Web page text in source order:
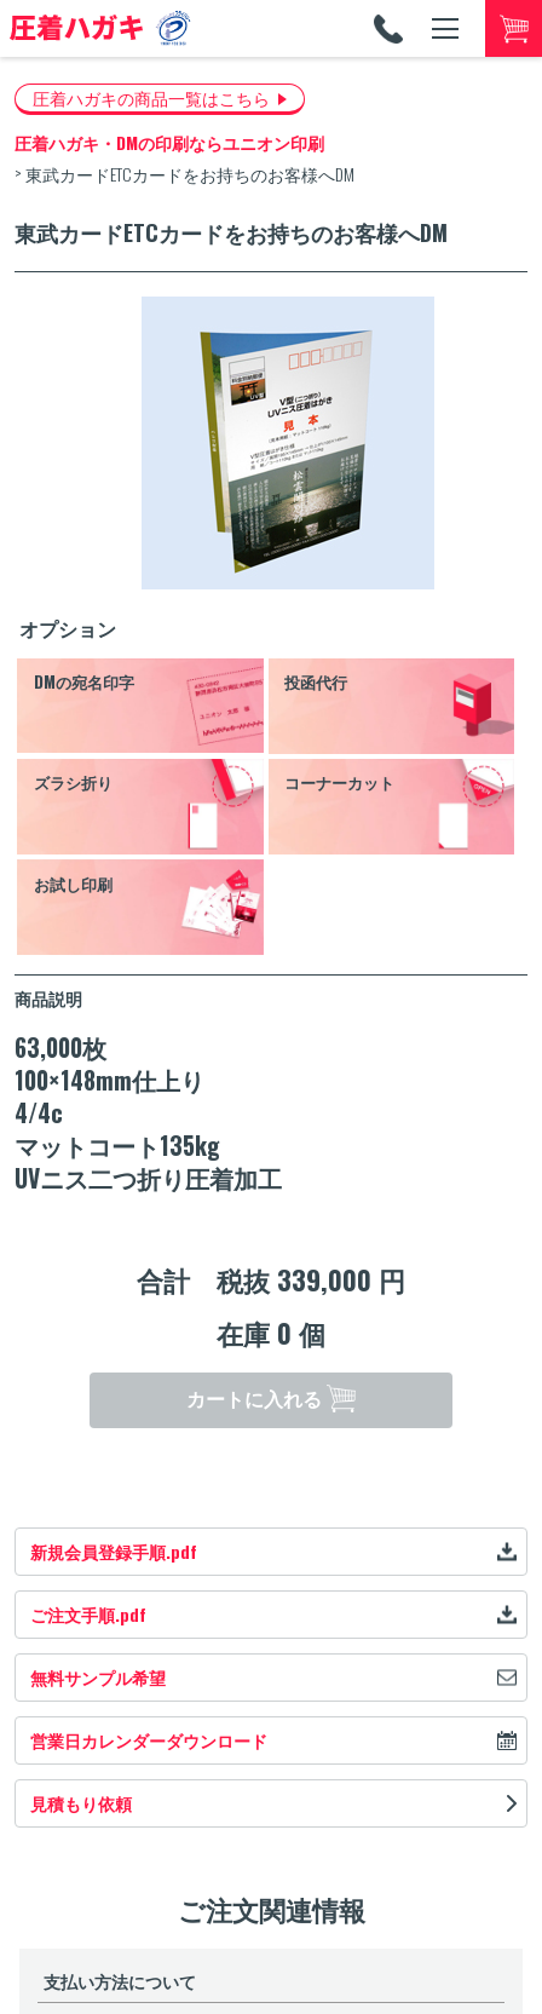
TEL
圧着ハガキの商品一覧はこちら
圧着ハガキ・DMの印刷ならユニオン印刷
東武カードETCカードをお持ちのお客様へDM
東武カードETCカードをお持ちのお客様へDM
オプション
DMの宛名印字 投函代行
ズラシ折り コーナーカット
お試し印刷
商品説明
63,000枚
100×148mm仕上り
4/4c
マットコート135kg
UVニス二つ折り圧着加工
合計 税抜 339,000 円
在庫 0 個
カートに入れる
新規会員登録手順.pdf
ご注文手順.pdf
無料サンプル希望
営業日カレンダーダウンロード
見積もり依頼
ご注文関連情報
支払い方法について